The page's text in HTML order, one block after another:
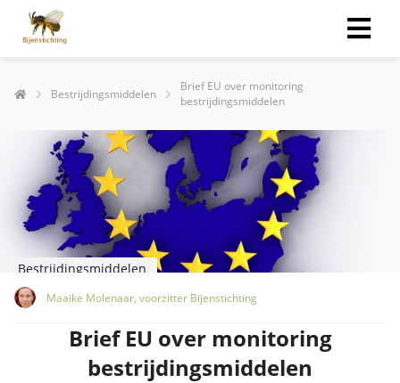
Bestrijdingsmiddelen
Brief EU over monitoring
bestrijdingsmiddelen
Bestrijdingsmiddelen
Maaike Molenaar, voorzitter Bijenstichting
Brief EU over monitoring
bestrijdingsmiddelen